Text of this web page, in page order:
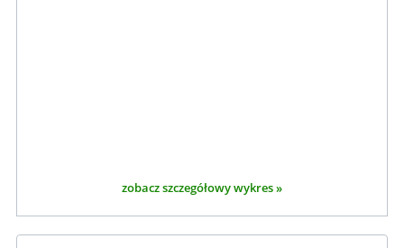
zobacz szczegółowy wykres »